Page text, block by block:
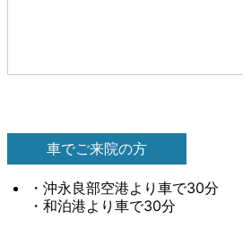
車でご来院の方
・沖永良部空港より車で30分
・和泊港より車で30分